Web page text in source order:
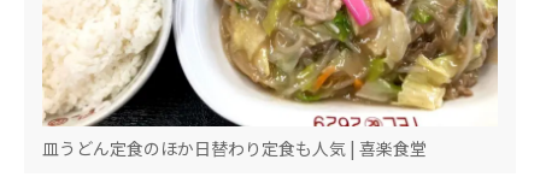
皿うどん定食のほか日替わり定食も人気 | 喜楽食堂